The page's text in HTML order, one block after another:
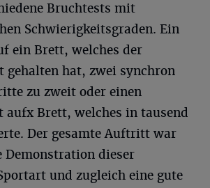
Bruchtests mit
Schwierigkeitsgraden. Ein
ein Brett, welches der
gehalten hat, zwei synchron
zu zweit oder einen
Brett, welches in tausend
Der gesamte Auftritt war
Demonstration dieser
und zugleich eine gute